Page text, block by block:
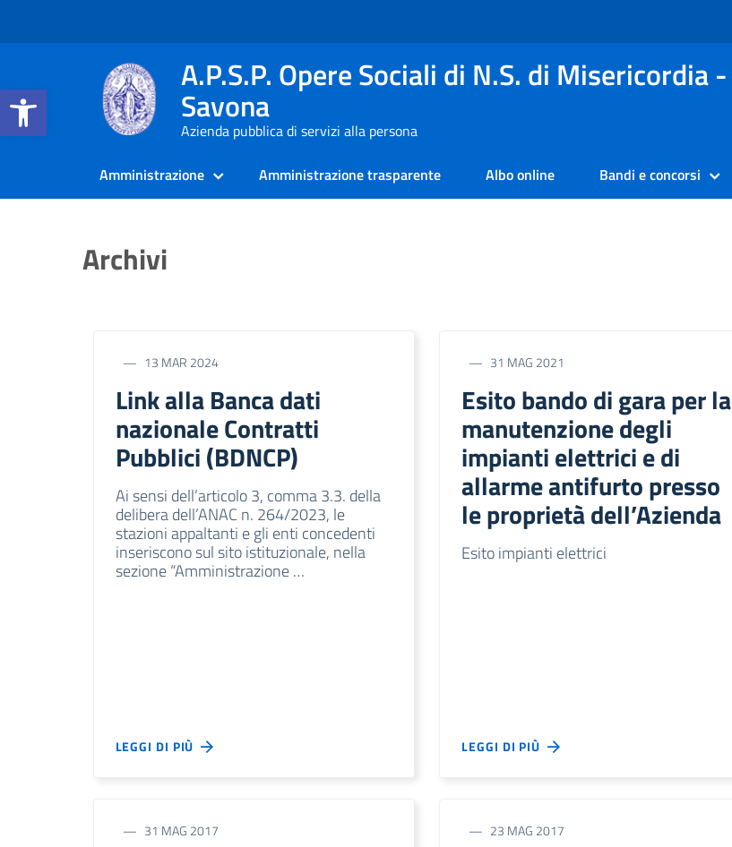
Apri la barra degli strumenti
A.P.S.P. Opere Sociali di N.S. di Misericordia -
Savona
Azienda pubblica di servizi alla persona
Amministrazione Amministrazione trasparente Albo online Bandi e concorsi
Archivi
13 MAR 2024
Link alla Banca dati
nazionale Contratti
Pubblici (BDNCP)
Ai sensi dell’articolo 3, comma 3.3. della
delibera dell’ANAC n. 264/2023, le
stazioni appaltanti e gli enti concedenti
inseriscono sul sito istituzionale, nella
sezione “Amministrazione …
LEGGI DI PIÙ
31 MAG 2021
Esito bando di gara per la
manutenzione degli
impianti elettrici e di
allarme antifurto presso
le proprietà dell’Azienda
Esito impianti elettrici
LEGGI DI PIÙ
31 MAG 2017 23 MAG 2017